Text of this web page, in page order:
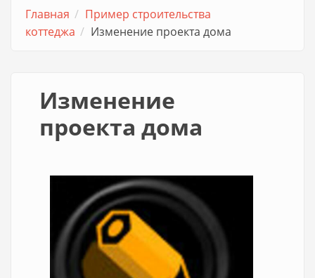
Главная
Пример строительства
коттеджа
Изменение проекта дома
Изменение
проекта дома